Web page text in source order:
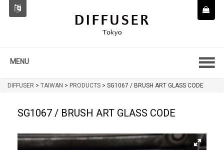
MENU
DIFFUSER > TAIWAN > PRODUCTS > SG1067 / BRUSH ART GLASS CODE
SG1067 / BRUSH ART GLASS CODE